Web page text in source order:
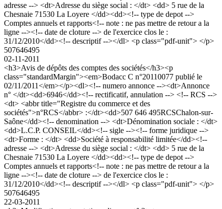
adresse --> <dt>Adresse du siège social : </dt> <dd> 5 rue de la
Chesnaie 71530 La Loyere </dd><dd><!-- type de depot -->
Comptes annuels et rapports<!-- note : ne pas mettre de retour a la
ligne --><!-- date de cloture --> de l'exercice clos le :
31/12/2010</dd><!-- descriptif --></dl> <p class="pdf-unit"> </p>
507646495
02-11-2011
<h3>Avis de dépôts des comptes des sociétés</h3><p
class="standardMargin"><em>Bodacc C n°20110077 publié le
02/11/2011</em></p><dl><!-- numero annonce --><dt>Annonce
n° </dt><dd>6946</dd><!-- rectificatif, annulation --> <!-- RCS -->
<dt> <abbr title="Registre du commerce et des
sociétés">n°RCS</abbr> :</dt><dd>507 646 495RCSChalon-sur-
Saône</dd><!-- denomination --> <dt>Dénomination sociale : </dt>
<dd>L.C.P. CONSEIL</dd><!-- sigle --><!-- forme juridique -->
<dt>Forme : </dt> <dd>Société à responsabilité limitée</dd><!--
adresse --> <dt>Adresse du siège social : </dt> <dd> 5 rue de la
Chesnaie 71530 La Loyere </dd><dd><!-- type de depot -->
Comptes annuels et rapports<!-- note : ne pas mettre de retour a la
ligne --><!-- date de cloture --> de l'exercice clos le :
31/12/2010</dd><!-- descriptif --></dl> <p class="pdf-unit"> </p>
507646495
22-03-2011